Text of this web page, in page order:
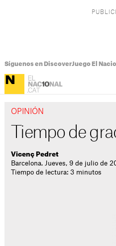
Síguenos en DiscoverJuego El
OPINIÓN
Tiempo de
Vicenç Pedret
Barcelona. Jueves, 9 de julio de
Tiempo de lectura: 3 minutos